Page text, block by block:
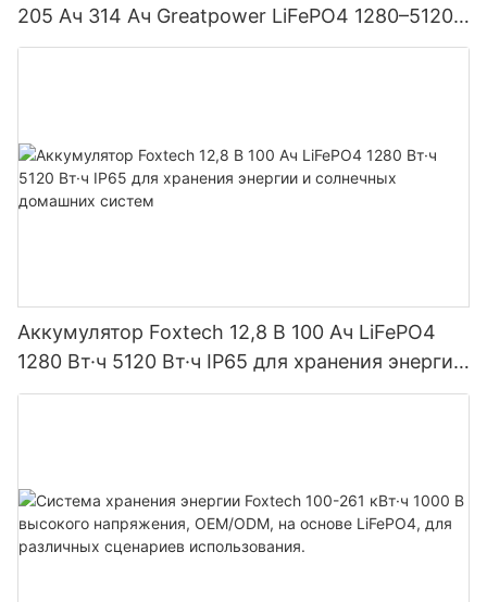
205 Ач 314 Ач Greatpower LiFePO4 1280–5120
Вт·ч IP65
Аккумулятор Foxtech 12,8 В 100 Ач LiFePO4
1280 Вт·ч 5120 Вт·ч IP65 для хранения энергии
и солнечных домашних систем